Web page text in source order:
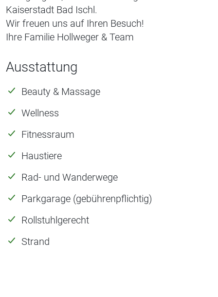
Kaiserstadt Bad Ischl.
Wir freuen uns auf Ihren Besuch!
Ihre Familie Hollweger & Team
Ausstattung
Beauty & Massage
Wellness
Fitnessraum
Haustiere
Rad- und Wanderwege
Parkgarage (gebührenpflichtig)
Rollstuhlgerecht
Strand